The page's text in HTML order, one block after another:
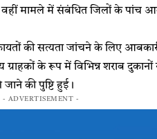
वहीं मामले में संबंधित जिलों के पांच
की सत्यता जांचने के लिए आबकारी
के रूप में विभिन्न शराब
की पुष्टि हुई।
- ADVERTISEMENT -